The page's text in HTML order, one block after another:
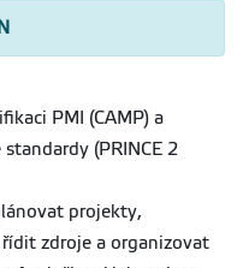
PMI (CAMP) a
(PRINCE 2
projekty,
zdroje a organizovat